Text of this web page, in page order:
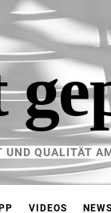
UND QUALITÄT
VIDEOS